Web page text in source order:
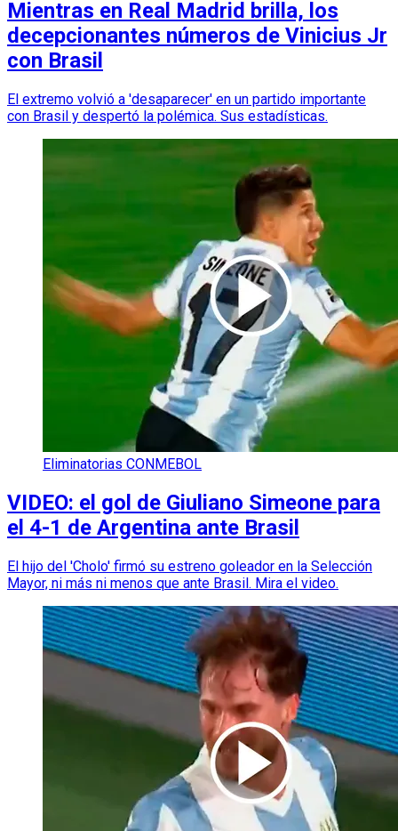
Mientras en Real Madrid brilla, los
decepcionantes números de Vinicius Jr
con Brasil
El extremo volvió a 'desaparecer' en un partido importante
con Brasil y despertó la polémica. Sus estadísticas.
Eliminatorias CONMEBOL
VIDEO: el gol de Giuliano Simeone para
el 4-1 de Argentina ante Brasil
El hijo del 'Cholo' firmó su estreno goleador en la Selección
Mayor, ni más ni menos que ante Brasil. Mira el video.